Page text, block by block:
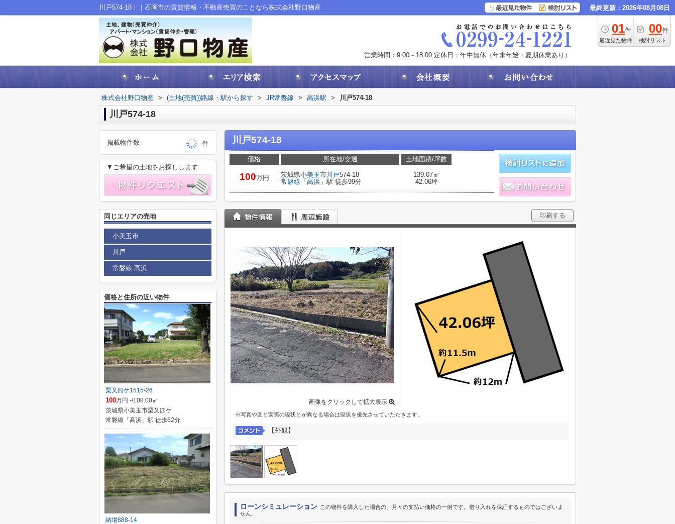
川戸574-18｜｜石岡市の賃貸情報・不動産売買のことなら株式会社野口物産 最終更新：2026年08月08日
01件
最近見た物件
00件
検討リスト
営業時間：9:00～18:00 定休日：年中無休（年末年始・夏期休業あり）
株式会社野口物産 > (土地(売買))路線・駅から探す > JR常磐線 > 高浜駅 > 川戸574-18
川戸574-18
川戸574-18
価格
100万円
所在地/交通
茨城県小美玉市川戸574-18
常磐線 「 高浜 」駅 徒歩99分
土地面積/坪数
139.07㎡
42.06坪
印刷する
画像をクリックして拡大表示
※写真や図と実際の現状とが異なる場合は現状を優先させていただきます。
【外観】
ローンシミュレーション この物件を購入した場合の、月々の支払い価格の一例です。借り入れを保証するものではございま
せん。
掲載物件数 件
▼ご希望の土地をお探しします
同じエリアの売地
小美玉市
川戸
常磐線 高浜
価格と住所の近い物件
栗又四ケ1515-26
100万円 -/108.00㎡
茨城県小美玉市栗又四ケ
常磐線「高浜」駅 徒歩62分
納場888-14